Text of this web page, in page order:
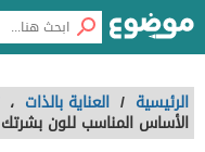
الرئيسية / العناية بالذات ،
الأساس المناسب للون بشرتك